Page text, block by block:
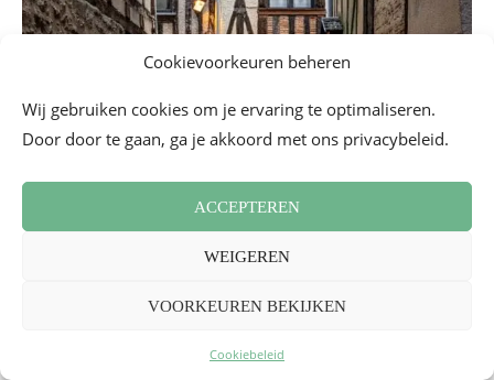
Cookievoorkeuren beheren
Wij gebruiken cookies om je ervaring te optimaliseren.
Door door te gaan, ga je akkoord met ons privacybeleid.
ACCEPTEREN
WEIGEREN
VOORKEUREN BEKIJKEN
Cookiebeleid